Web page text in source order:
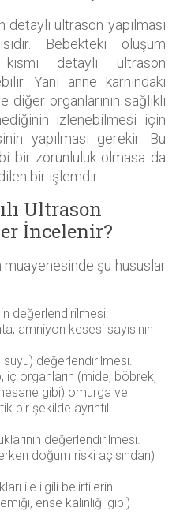
detaylı ultrason yapılması
Bebekteki oluşum
detaylı ultrason
Yani anne karnındaki
organlarının sağlıklı
izlenebilmesi için
yapılması gerekir. Bu
bir zorunluluk olmasa da
bir işlemdir.
Ultrason
İncelenir?
muayenesinde şu hususlar
değerlendirilmesi.
amniyon kesesi sayısının
değerlendirilmesi.
iç organların (mide, böbrek,
gibi) omurga ve
bir şekilde ayrıntılı
değerlendirilmesi.
doğum riski açısından)
ile ilgili belirtilerin
ense kalınlığı gibi)